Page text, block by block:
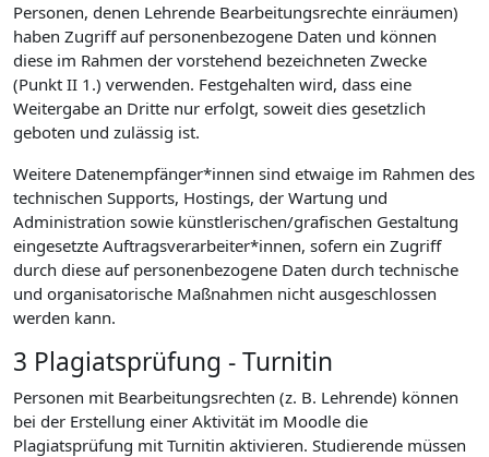
Personen, denen Lehrende Bearbeitungsrechte einräumen)
haben Zugriff auf personenbezogene Daten und können
diese im Rahmen der vorstehend bezeichneten Zwecke
(Punkt II 1.) verwenden. Festgehalten wird, dass eine
Weitergabe an Dritte nur erfolgt, soweit dies gesetzlich
geboten und zulässig ist.
Weitere Datenempfänger*innen sind etwaige im Rahmen des
technischen Supports, Hostings, der Wartung und
Administration sowie künstlerischen/grafischen Gestaltung
eingesetzte Auftragsverarbeiter*innen, sofern ein Zugriff
durch diese auf personenbezogene Daten durch technische
und organisatorische Maßnahmen nicht ausgeschlossen
werden kann.
3 Plagiatsprüfung - Turnitin
Personen mit Bearbeitungsrechten (z. B. Lehrende) können
bei der Erstellung einer Aktivität im Moodle die
Plagiatsprüfung mit Turnitin aktivieren. Studierende müssen